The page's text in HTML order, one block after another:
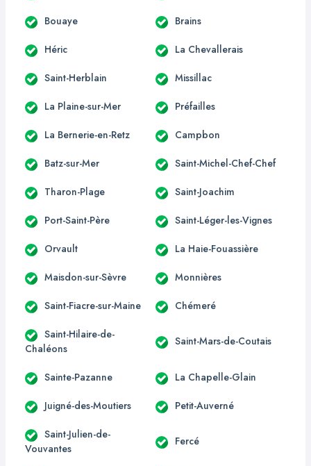
Bouaye Brains
Héric La Chevallerais
Saint-Herblain Missillac
La Plaine-sur-Mer Préfailles
La Bernerie-en-Retz Campbon
Batz-sur-Mer Saint-Michel-Chef-Chef
Tharon-Plage Saint-Joachim
Port-Saint-Père Saint-Léger-les-Vignes
Orvault La Haie-Fouassière
Maisdon-sur-Sèvre Monnières
Saint-Fiacre-sur-Maine Chémeré
Saint-Hilaire-de-
Chaléons
Saint-Mars-de-Coutais
Sainte-Pazanne La Chapelle-Glain
Juigné-des-Moutiers Petit-Auverné
Saint-Julien-de-
Vouvantes
Fercé